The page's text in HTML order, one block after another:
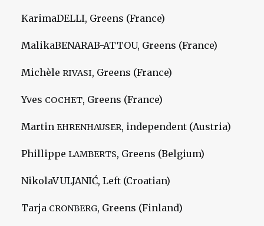
KarimaDELLI, Greens (France)
MalikaBENARAB-ATTOU, Greens (France)
Michèle RIVASI, Greens (France)
Yves COCHET, Greens (France)
Martin EHRENHAUSER, independent (Austria)
Phillippe LAMBERTS, Greens (Belgium)
NikolaVULJANIĆ, Left (Croatian)
Tarja CRONBERG, Greens (Finland)